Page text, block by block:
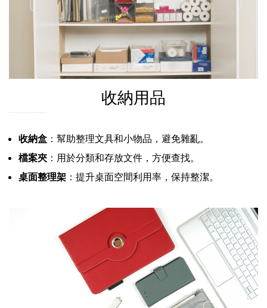
收納用品
收納盒 ：幫助整理文具和小物品，避免雜亂。
檔案夾 ：用於分類和存放文件，方便查找。
桌面整理架 ：提升桌面空間利用率，保持整潔。